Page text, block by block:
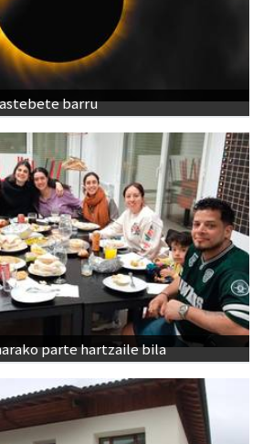
barru
parte hartzaile bila